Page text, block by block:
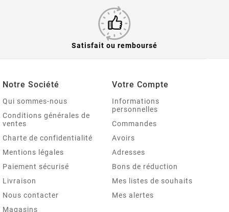
Satisfait ou remboursé
Notre Société
Qui sommes-nous
Conditions générales de
ventes
Charte de confidentialité
Mentions légales
Paiement sécurisé
Livraison
Nous contacter
Magasins
Votre Compte
Informations
personnelles
Commandes
Avoirs
Adresses
Bons de réduction
Mes listes de souhaits
Mes alertes